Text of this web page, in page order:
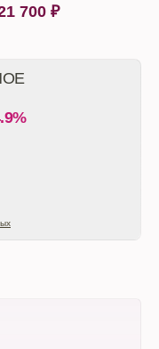
700 ₽